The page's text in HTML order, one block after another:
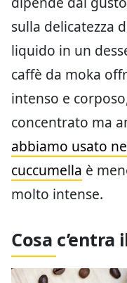
sulla delicatezza
liquido in un
caffè da moka
intenso e
concentrato ma
abbiamo usato
cuccumella è
molto intense.
Cosa